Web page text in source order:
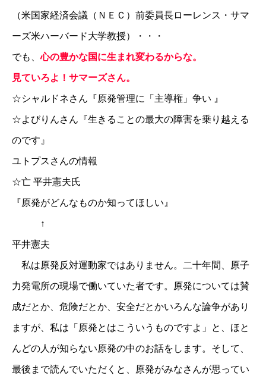
（米国家経済会議（ＮＥＣ）前委員長ローレンス・サマ
ーズ米ハーバード大学教授）・・・
でも、心の豊かな国に生まれ変わるからな。
見ていろよ！サマーズさん。
☆シャルドネさん『原発管理に「主導権」争い 』
☆よびりんさん『生きることの最大の障害を乗り越える
のです』
ユトプスさんの情報
☆亡 平井憲夫氏
『原発がどんなものか知ってほしい』
↑
平井憲夫
私は原発反対運動家ではありません。二十年間、原子
力発電所の現場で働いていた者です。原発については賛
成だとか、危険だとか、安全だとかいろんな論争があり
ますが、私は「原発とはこういうものですよ」と、ほと
んどの人が知らない原発の中のお話をします。そして、
最後まで読んでいただくと、原発がみなさんが思ってい